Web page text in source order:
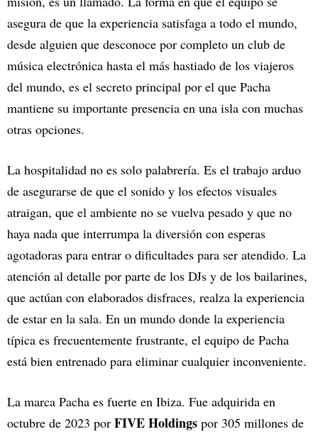
asegura de que la experiencia satisfaga a todo el mundo,
desde alguien que desconoce por completo un club de
música electrónica hasta el más hastiado de los viajeros
del mundo, es el secreto principal por el que Pacha
mantiene su importante presencia en una isla con muchas
otras opciones.
La hospitalidad no es solo palabrería. Es el trabajo arduo
de asegurarse de que el sonido y los efectos visuales
atraigan, que el ambiente no se vuelva pesado y que no
haya nada que interrumpa la diversión con esperas
agotadoras para entrar o dificultades para ser atendido. La
atención al detalle por parte de los DJs y de los bailarines,
que actúan con elaborados disfraces, realza la experiencia
de estar en la sala. En un mundo donde la experiencia
típica es frecuentemente frustrante, el equipo de Pacha
está bien entrenado para eliminar cualquier inconveniente.
La marca Pacha es fuerte en Ibiza. Fue adquirida en
octubre de 2023 por FIVE Holdings por 305 millones de